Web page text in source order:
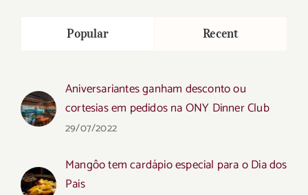
Popular Recent
Aniversariantes ganham desconto ou
cortesias em pedidos na ONY Dinner Club
29/07/2022
Mangôo tem cardápio especial para o Dia dos
Pais